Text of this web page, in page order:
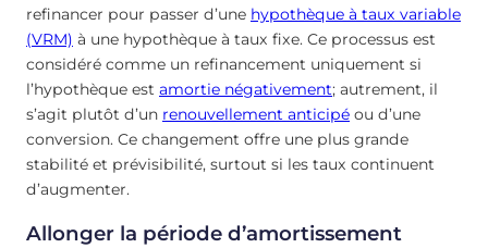
refinancer pour passer d’une hypothèque à taux variable
(VRM) à une hypothèque à taux fixe. Ce processus est
considéré comme un refinancement uniquement si
l’hypothèque est amortie négativement; autrement, il
s’agit plutôt d’un renouvellement anticipé ou d’une
conversion. Ce changement offre une plus grande
stabilité et prévisibilité, surtout si les taux continuent
d’augmenter.
Allonger la période d’amortissement